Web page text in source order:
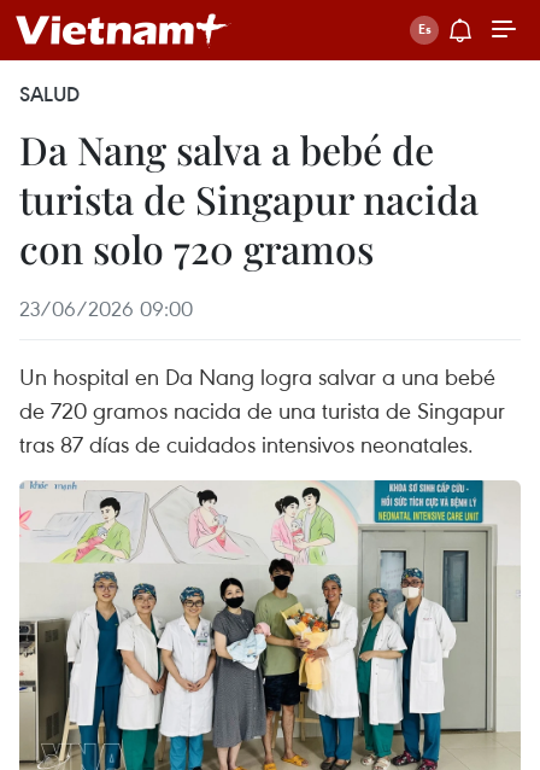
SALUD
Da Nang salva a bebé de
turista de Singapur nacida
con solo 720 gramos
23/06/2026 09:00
Un hospital en Da Nang logra salvar a una bebé
de 720 gramos nacida de una turista de Singapur
tras 87 días de cuidados intensivos neonatales.